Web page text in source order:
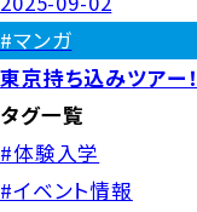
#マンガ
東京持ち込みツアー！
タグ一覧
#体験入学
#イベント情報